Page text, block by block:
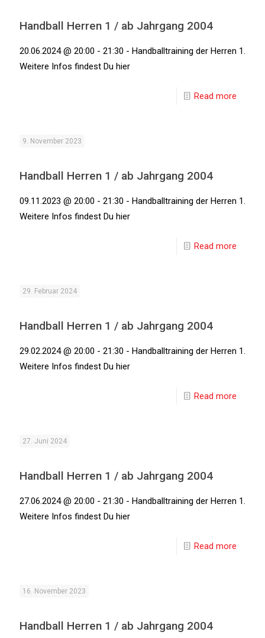
Handball Herren 1 / ab Jahrgang 2004
20.06.2024 @ 20:00 - 21:30 - Handballtraining der Herren 1.
Weitere Infos findest Du hier
Read more
9. November 2023
Handball Herren 1 / ab Jahrgang 2004
09.11.2023 @ 20:00 - 21:30 - Handballtraining der Herren 1.
Weitere Infos findest Du hier
Read more
29. Februar 2024
Handball Herren 1 / ab Jahrgang 2004
29.02.2024 @ 20:00 - 21:30 - Handballtraining der Herren 1.
Weitere Infos findest Du hier
Read more
27. Juni 2024
Handball Herren 1 / ab Jahrgang 2004
27.06.2024 @ 20:00 - 21:30 - Handballtraining der Herren 1.
Weitere Infos findest Du hier
Read more
16. November 2023
Handball Herren 1 / ab Jahrgang 2004